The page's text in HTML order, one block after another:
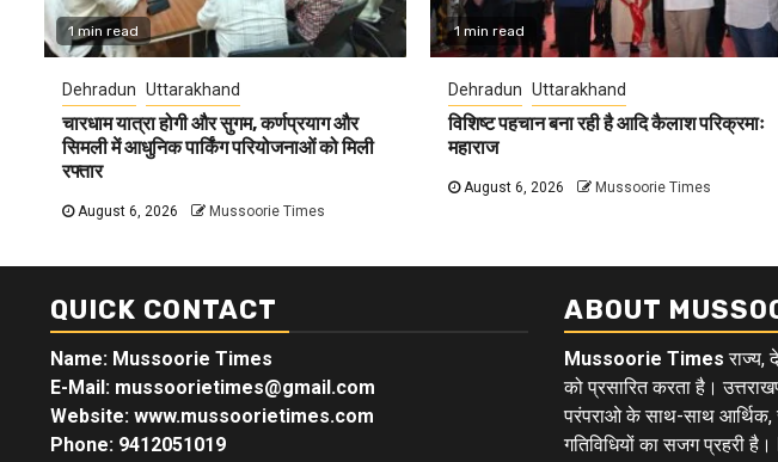
1 min read
Dehradun Uttarakhand
चारधाम यात्रा होगी और सुगम, कर्णप्रयाग और
सिमली में आधुनिक पार्किंग परियोजनाओं को मिली
रफ्तार
August 6, 2026 Mussoorie Times
1 min read
Dehradun Uttarakhand
विशिष्ट पहचान बना रही है आदि कैलाश परिक्रमाः
महाराज
August 6, 2026 Mussoorie Times
QUICK CONTACT
Name: Mussoorie Times
E-Mail: mussoorietimes@gmail.com
Website: www.mussoorietimes.com
Phone: 9412051019
ABOUT
Mussoorie Times राज्य,
को प्रसारित करता है।
परंपराओ के साथ-साथ आर्थिक,
गतिविधियों का सजग प्रहरी है।